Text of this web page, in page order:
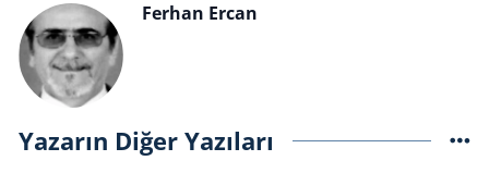
Ferhan Ercan
Yazarın Diğer Yazıları